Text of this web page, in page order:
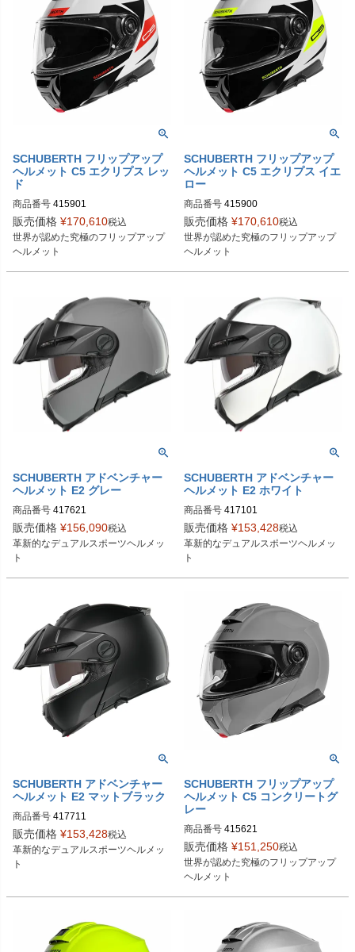
SCHUBERTH フリップアップ
ヘルメット C5 エクリプス レッ
ド
商品番号 415901
販売価格 ¥170,610税込
世界が認めた究極のフリップアップ
ヘルメット
SCHUBERTH フリップアップ
ヘルメット C5 エクリプス イエ
ロー
商品番号 415900
販売価格 ¥170,610税込
世界が認めた究極のフリップアップ
ヘルメット
SCHUBERTH アドベンチャー
ヘルメット E2 グレー
商品番号 417621
販売価格 ¥156,090税込
革新的なデュアルスポーツヘルメッ
ト
SCHUBERTH アドベンチャー
ヘルメット E2 ホワイト
商品番号 417101
販売価格 ¥153,428税込
革新的なデュアルスポーツヘルメッ
ト
SCHUBERTH アドベンチャー
ヘルメット E2 マットブラック
商品番号 417711
4177113360
4177114360
4177115360
販売価格 ¥153,428税込
革新的なデュアルスポーツヘルメッ
ト
SCHUBERTH フリップアップ
ヘルメット C5 コンクリートグ
レー
商品番号 415621
販売価格 ¥151,250税込
世界が認めた究極のフリップアップ
ヘルメット